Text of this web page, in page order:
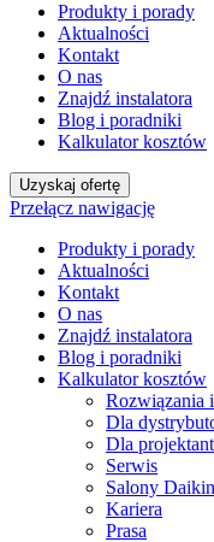
Produkty i porady
Aktualności
Kontakt
O nas
Znajdź instalatora
Blog i poradniki
Kalkulator kosztów
Uzyskaj ofertę
Przełącz nawigację
Produkty i porady
Aktualności
Kontakt
O nas
Znajdź instalatora
Blog i poradniki
Kalkulator kosztów
Rozwiązania
Dla
Dla
Serwis
Salony Daikin
Kariera
Prasa